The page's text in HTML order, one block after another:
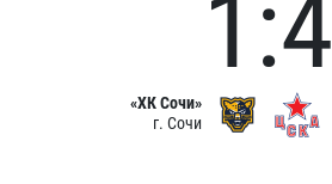
«ХК Сочи»
г. Сочи
1:4